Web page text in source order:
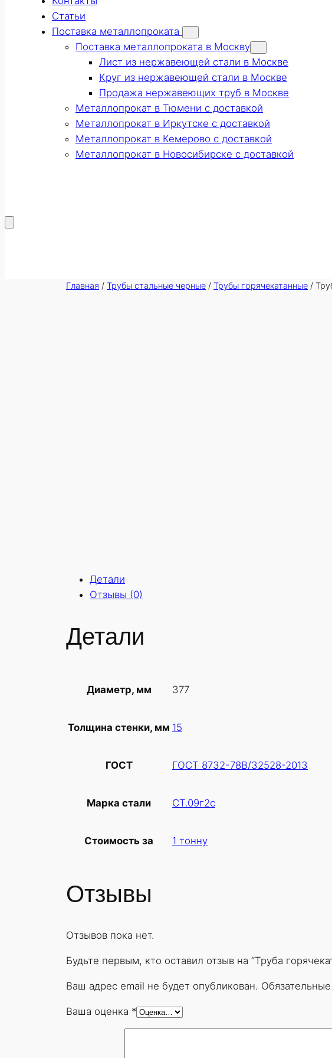
Статьи
Поставка металлопроката
Поставка металлопроката в Москву
Лист из нержавеющей стали в Москве
Круг из нержавеющей стали в Москве
Продажа нержавеющих труб в Москве
Металлопрокат в Тюмени с доставкой
Металлопрокат в Иркутске с доставкой
Металлопрокат в Кемерово с доставкой
Металлопрокат в Новосибирске с доставкой
Главная / Трубы стальные черные / Трубы горячекатанные /
Детали
Отзывы (0)
Детали
Диаметр, мм 377
Толщина стенки, мм 15
ГОСТ ГОСТ 8732-78В/32528-2013
Марка стали СТ.09г2с
Стоимость за 1 тонну
Отзывы
Отзывов пока нет.
Будьте первым, кто оставил отзыв на “Труба
Ваш адрес email не будет опубликован.
Ваша оценка *